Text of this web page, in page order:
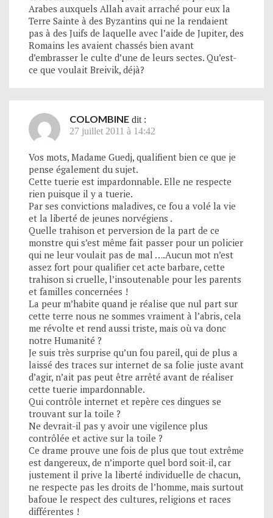
Arabes auxquels Allah avait arraché pour eux la
Terre Sainte à des Byzantins qui ne la rendaient
pas à des Juifs de laquelle avec l’aide de Jupiter, des
Romains les avaient chassés bien avant
d’embrasser le culte d’une de leurs sectes. Qu’est-
ce que voulait Breivik, déjà?
COLOMBINE dit :
27 juillet 2011 à 14:42
Vos mots, Madame Guedj, qualifient bien ce que je
pense également du sujet.
Cette tuerie est impardonnable. Elle ne respecte
rien puisque il y a tuerie.
Par ses convictions maladives, ce fou a volé la vie
et la liberté de jeunes norvégiens .
Quelle trahison et perversion de la part de ce
monstre qui s’est même fait passer pour un policier
qui ne leur voulait pas de mal ….Aucun mot n’est
assez fort pour qualifier cet acte barbare, cette
trahison si cruelle, l’insoutenable pour les parents
et familles concernées !
La peur m’habite quand je réalise que nul part sur
cette terre nous ne sommes vraiment à l’abris, cela
me révolte et rend aussi triste, mais où va donc
notre Humanité ?
Je suis très surprise qu’un fou pareil, qui de plus a
laissé des traces sur internet de sa folie juste avant
d’agir, n’ait pas peut être arrêté avant de réaliser
cette tuerie impardonnable.
Qui contrôle internet et repère ces dingues se
trouvant sur la toile ?
Ne devrait-il pas y avoir une vigilence plus
contrôlée et active sur la toile ?
Ce drame prouve une fois de plus que tout extrême
est dangereux, de n’importe quel bord soit-il, car
justement il prive la liberté individuelle de chacun,
ne respecte pas les droits de l’homme, mais surtout
bafoue le respect des cultures, religions et races
différentes !